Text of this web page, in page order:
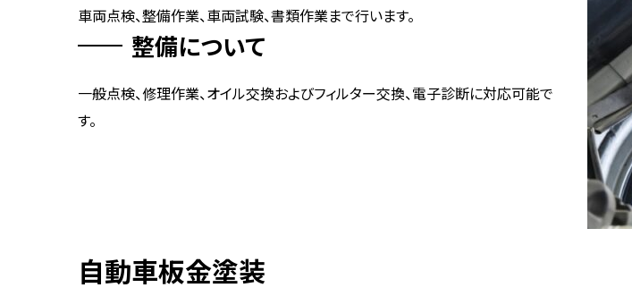
車両点検、整備作業、車両試験、書類作業まで行います。
整備について
一般点検、修理作業、オイル交換およびフィルター交換、電子診断に対応可能で
す。
自動車板金塗装